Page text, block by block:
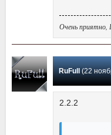
Очень приятно,
RuFull(22 ноября
2.2.2